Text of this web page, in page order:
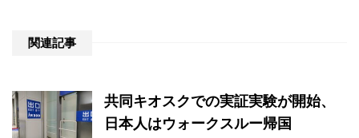
関連記事
共同キオスクでの実証実験が開始、
日本人はウォークスルー帰国